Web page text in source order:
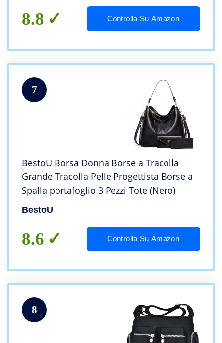
8.8 Controlla Su Amazon
7
BestoU Borsa Donna Borse a Tracolla
Grande Tracolla Pelle Progettista Borse a
Spalla portafoglio 3 Pezzi Tote (Nero)
BestoU
8.6 Controlla Su Amazon
8